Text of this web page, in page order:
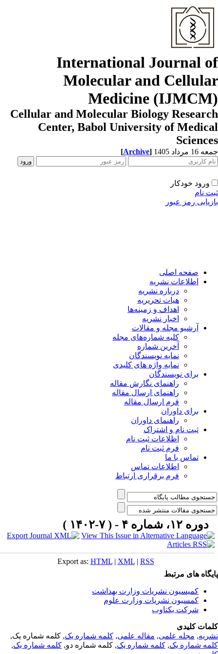
International Journal
Molecular and
Medicine
Cellular and Molecular Biology
Center, Babol University of
مرداد 1405 [Archive]
ورود خودکار
نام
رمز عبور
صفحه اصلی
اطلاعات نشریه
درباره نشریه
هیات تحریریه
اهداف و زمینه‌ها
اخبار نشریه
آرشیو مجله و مقالات
کلیه شماره‌های مجله
آخرین شماره
نمایه نویسندگان
نمایه واژه های کلیدی
برای نویسندگان
راهنمای نگارش مقاله
راهنمای ارسال مقاله
فرم ارسال مقاله
برای داوران
راهنمای داوران
ثبت نام و اشتراک
اطلاعات ثبت نام
فرم ثبت نام
تماس با ما
اطلاعات تماس
فرم برقراری ارتباط
دوره ۱۲، شماره ۴ - ( ۷-۱۴۰۲ )
Export as:HTML |XML|RSS
های مرتبط
کمیسیون نشریات وزارت بهداشت
کمسیون نشریات وزارت علوم
شرکت یکتاوب
کلیدی
,مجله علمی, مقاله علمی, کلمه شماره یک, کلمه شماره یک,
شماره یک,کلمه شماره یک, کلمه شماره دو,کلمه شماره یک,